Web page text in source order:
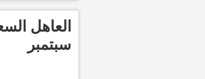
سبتمبر